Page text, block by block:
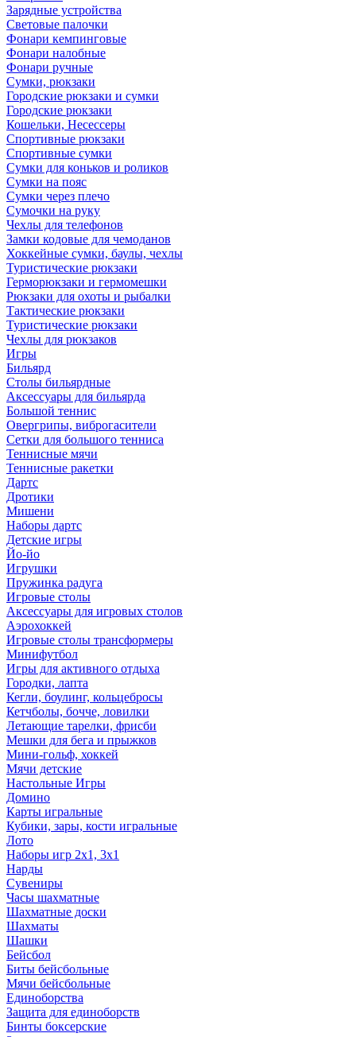
Зарядные устройства
Световые палочки
Фонари кемпинговые
Фонари налобные
Фонари ручные
Сумки, рюкзаки
Городские рюкзаки и сумки
Городские рюкзаки
Кошельки, Несессеры
Спортивные рюкзаки
Спортивные сумки
Сумки для коньков и роликов
Сумки на пояс
Сумки через плечо
Сумочки на руку
Чехлы для телефонов
Замки кодовые для чемоданов
Хоккейные сумки, баулы, чехлы
Туристические рюкзаки
Герморюкзаки и гермомешки
Рюкзаки для охоты и рыбалки
Тактические рюкзаки
Туристические рюкзаки
Чехлы для рюкзаков
Игры
Бильярд
Столы бильярдные
Аксессуары для бильярда
Большой теннис
Овергрипы, виброгасители
Сетки для большого тенниса
Теннисные мячи
Теннисные ракетки
Дартс
Дротики
Мишени
Наборы дартс
Детские игры
Йо-йо
Игрушки
Пружинка радуга
Игровые столы
Аксессуары для игровых столов
Аэрохоккей
Игровые столы трансформеры
Минифутбол
Игры для активного отдыха
Городки, лапта
Кегли, боулинг, кольцебросы
Кетчболы, бочче, ловилки
Летающие тарелки, фрисби
Мешки для бега и прыжков
Мини-гольф, хоккей
Мячи детские
Настольные Игры
Домино
Карты игральные
Кубики, зары, кости игральные
Лото
Наборы игр 2х1, 3х1
Нарды
Сувениры
Часы шахматные
Шахматные доски
Шахматы
Шашки
Бейсбол
Биты бейсбольные
Мячи бейсбольные
Единоборства
Защита для единоборств
Бинты боксерские